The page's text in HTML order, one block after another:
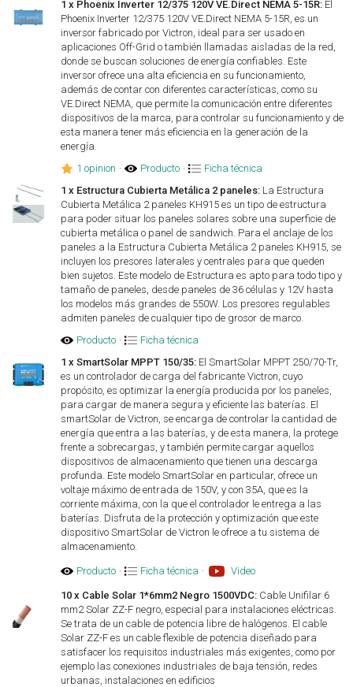
1 x Phoenix Inverter 12/375 120V VE.Direct NEMA 5-15R: El
Phoenix Inverter 12/375 120V VE.Direct NEMA 5-15R, es un
inversor fabricado por Victron, ideal para ser usado en
aplicaciones Off-Grid o también llamadas aisladas de la red,
donde se buscan soluciones de energía confiables. Este
inversor ofrece una alta eficiencia en su funcionamiento,
además de contar con diferentes características, como su
VE.Direct NEMA, que permite la comunicación entre diferentes
dispositivos de la marca, para controlar su funcionamiento y de
esta manera tener más eficiencia en la generación de la
energía.
1 opinion · Producto ·
Ficha técnica
1 x Estructura Cubierta Metálica 2 paneles: La Estructura
Cubierta Metálica 2 paneles KH915 es un tipo de estructura
para poder situar los paneles solares sobre una superficie de
cubierta metálica o panel de sandwich. Para el anclaje de los
paneles a la Estructura Cubierta Metálica 2 paneles KH915, se
incluyen los presores laterales y centrales para que queden
bien sujetos. Este modelo de Estructura es apto para todo tipo y
tamaño de paneles, desde paneles de 36 células y 12V hasta
los modelos más grandes de 550W. Los presores regulables
admiten paneles de cualquier tipo de grosor de marco.
Producto ·
Ficha técnica
1 x SmartSolar MPPT 150/35: El SmartSolar MPPT 250/70-Tr,
es un controlador de carga del fabricante Victron, cuyo
propósito, es optimizar la energía producida por los paneles,
para cargar de manera segura y eficiente las baterías. El
smartSolar de Victron, se encarga de controlar la cantidad de
energía que entra a las baterías, y de esta manera, la protege
frente a sobrecargas, y también permite cargar aquellos
dispositivos de almacenamiento que tienen una descarga
profunda. Este modelo SmartSolar en particular, ofrece un
voltaje máximo de entrada de 150V, y con 35A, que es la
corriente máxima, con la que el controlador le entrega a las
baterías. Disfruta de la protección y optimización que este
dispositivo SmartSolar de Victron le ofrece a tu sistema de
almacenamiento.
Producto · Ficha técnica · Video
10 x Cable Solar 1*6mm2 Negro 1500VDC: Cable Unifilar 6
mm2 Solar ZZ-F negro, especial para instalaciones eléctricas.
Se trata de un cable de potencia libre de halógenos. El cable
Solar ZZ-F es un cable flexible de potencia diseñado para
satisfacer los requisitos industriales más exigentes, como por
ejemplo las conexiones industriales de baja tensión, redes
urbanas, instalaciones en edificios